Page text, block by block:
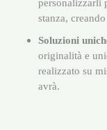
personalizzarli
stanza,
Soluzioni
originalità e
realizzato su
avrà.